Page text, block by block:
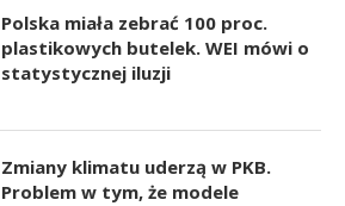
Polska miała zebrać 100 proc.
plastikowych butelek. WEI mówi o
statystycznej iluzji
Zmiany klimatu uderzą w PKB.
Problem w tym, że modele